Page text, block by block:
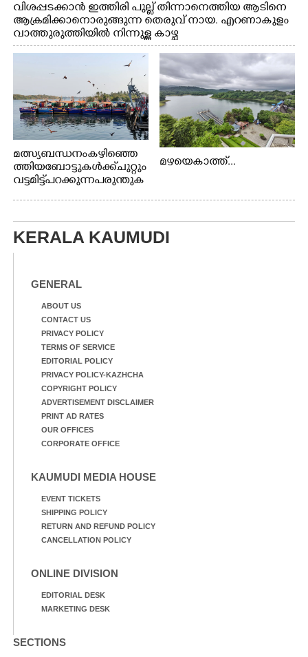
വിശപ്പടക്കാൻ ഇത്തിരി പുല്ല് തിന്നാനെത്തിയ ആടിനെ
ആക്രമിക്കാനൊരുങ്ങുന്ന തെരുവ് നായ. എറണാകുളം
വാത്തുരുത്തിയിൽ നിന്നുള്ള കാഴ്ച
മത്സ്യബന്ധനം കഴിഞ്ഞെ
ത്തിയ ബോട്ടുകൾക്ക് ചുറ്റും
വട്ടമിട്ട് പറക്കുന്ന പരുന്തുക
മഴയെകാത്ത്...
KERALA KAUMUDI
GENERAL
ABOUT US
CONTACT US
PRIVACY POLICY
TERMS OF SERVICE
EDITORIAL POLICY
PRIVACY POLICY-KAZHCHA
COPYRIGHT POLICY
ADVERTISEMENT DISCLAIMER
PRINT AD RATES
OUR OFFICES
CORPORATE OFFICE
KAUMUDI MEDIA HOUSE
EVENT TICKETS
SHIPPING POLICY
RETURN AND REFUND POLICY
CANCELLATION POLICY
ONLINE DIVISION
EDITORIAL DESK
MARKETING DESK
SECTIONS